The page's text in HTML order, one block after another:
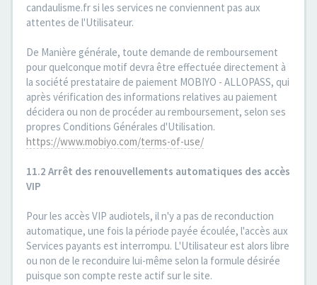
candaulisme.fr si les services ne conviennent pas aux
attentes de l'Utilisateur.
De Manière générale, toute demande de remboursement
pour quelconque motif devra être effectuée directement à
la société prestataire de paiement MOBIYO - ALLOPASS, qui
après vérification des informations relatives au paiement
décidera ou non de procéder au remboursement, selon ses
propres Conditions Générales d'Utilisation.
https://www.mobiyo.com/terms-of-use/
11.2 Arrêt des renouvellements automatiques des accès
VIP
Pour les accès VIP audiotels, il n'y a pas de reconduction
automatique, une fois la période payée écoulée, l'accès aux
Services payants est interrompu. L'Utilisateur est alors libre
ou non de le reconduire lui-même selon la formule désirée
puisque son compte reste actif sur le site.